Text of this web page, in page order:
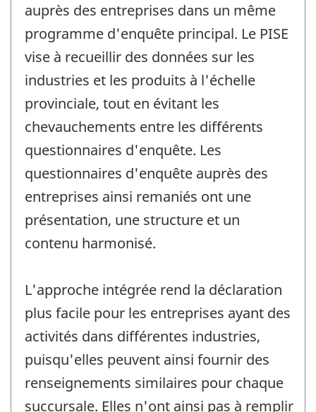
auprès des entreprises dans un même
programme d'enquête principal. Le PISE
vise à recueillir des données sur les
industries et les produits à l'échelle
provinciale, tout en évitant les
chevauchements entre les différents
questionnaires d'enquête. Les
questionnaires d'enquête auprès des
entreprises ainsi remaniés ont une
présentation, une structure et un
contenu harmonisé.
L'approche intégrée rend la déclaration
plus facile pour les entreprises ayant des
activités dans différentes industries,
puisqu'elles peuvent ainsi fournir des
renseignements similaires pour chaque
succursale. Elles n'ont ainsi pas à remplir